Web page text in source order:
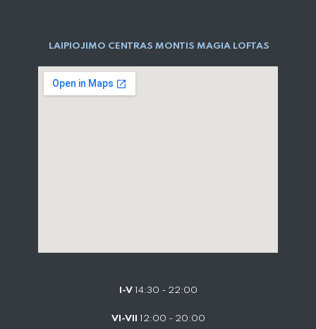
LAIPIOJIMO CENTRAS MONTIS MAGIA LOFTAS
I-V14:30 - 22:00
VI-VII 12:00 - 20:00